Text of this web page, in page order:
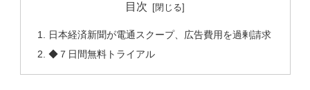
目次
日本経済新聞が電通スクープ、広告費用を過剰請求
◆７日間無料トライアル